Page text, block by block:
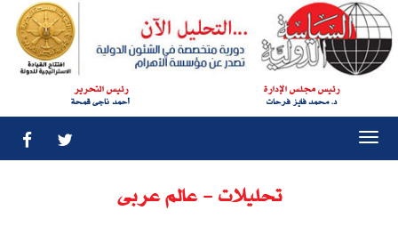
رئيس مجلس الإدارة
د. محمد فايز فرحات
رئيس التحرير
أحمد ناجى قمحة
تحليلات - عالم عربى